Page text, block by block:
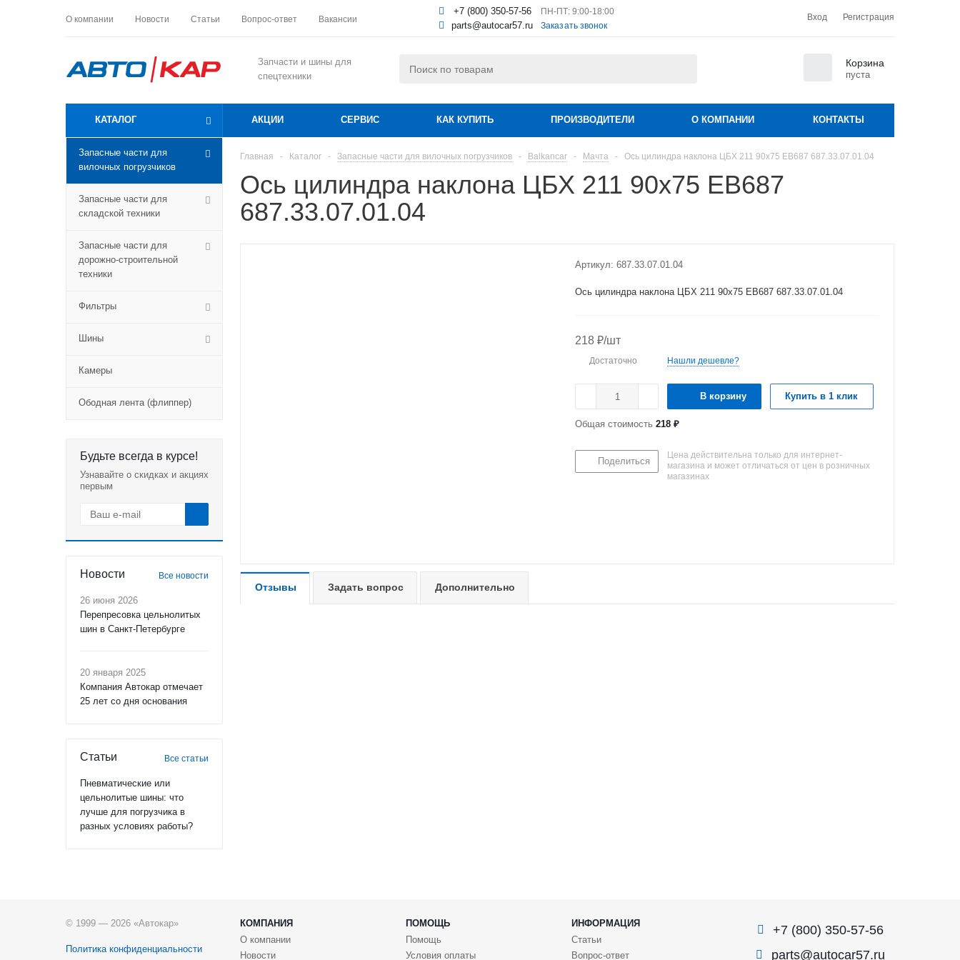
О компании Новости Статьи Вопрос-ответ Вакансии
+7 (800) 350-57-56
parts@autocar57.ru
ПН-ПТ: 9:00-18:00
Заказать звонок
Вход Регистрация
Запчасти и шины для
спецтехники
Корзина
пуста
КАТАЛОГ АКЦИИ СЕРВИС КАК КУПИТЬ ПРОИЗВОДИТЕЛИ О КОМПАНИИ КОНТАКТЫ
Запасные части для
вилочных погрузчиков
Запасные части для
складской техники
Запасные части для
дорожно-строительной
техники
Фильтры
Шины
Камеры
Ободная лента (флиппер)
Будьте всегда в курсе!
Узнавайте о скидках и акциях
первым
Новости Все новости
26 июня 2026
Перепресовка цельнолитых
шин в Санкт-Петербурге
20 января 2025
Компания Автокар отмечает
25 лет со дня основания
Статьи Все статьи
Пневматические или
цельнолитые шины: что
лучше для погрузчика в
разных условиях работы?
Главная - Каталог - Запасные части для вилочных погрузчиков - Balkancar - Мачта - Ось цилиндра наклона ЦБХ 211 90х75 ЕВ687 687.33.07.01.04
Ось цилиндра наклона ЦБХ 211 90х75 ЕВ687
687.33.07.01.04
Артикул: 687.33.07.01.04
Ось цилиндра наклона ЦБХ 211 90х75 ЕВ687 687.33.07.01.04
218 ₽/шт
Достаточно Нашли дешевле?
В корзину Купить в 1 клик
Общая стоимость 218 ₽
Поделиться
Цена действительна только для интернет-
магазина и может отличаться от цен в розничных
магазинах
Отзывы Задать вопрос Дополнительно
© 1999 — 2026 «Автокар»
Политика конфиденциальности
КОМПАНИЯ ПОМОЩЬ
ИНФОРМАЦИЯ
О компании
Новости
Помощь
Условия оплаты
Статьи
Вопрос-ответ
+7 (800) 350-57-56
parts@autocar57.ru